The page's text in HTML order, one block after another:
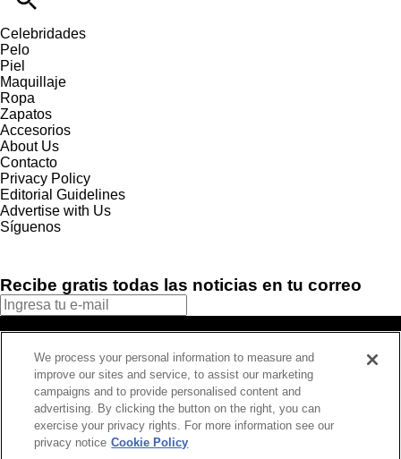
Celebridades
Pelo
Piel
Maquillaje
Ropa
Zapatos
Accesorios
About Us
Contacto
Privacy Policy
Editorial Guidelines
Advertise with Us
Síguenos
Recibe gratis todas las noticias en tu correo
Este sitio está protegido por reCAPTCHA y Google
Política de
privacidady Se aplican lasCondiciones de servicio
¡Muchas gracias!Ya estás suscrito a nuestro newsletter
We process your personal information to measure and
improve our sites and service, to assist our marketing
campaigns and to provide personalised content and
advertising. By clicking the button on the right, you can
exercise your privacy rights. For more information see our
privacy notice Cookie Policy